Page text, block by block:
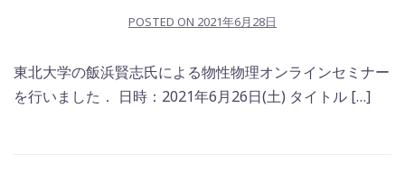
POSTED ON 2021年6月28日
東北大学の飯浜賢志氏による物性物理オンラインセミナー
を行いました． 日時：2021年6月26日(土) タイトル […]